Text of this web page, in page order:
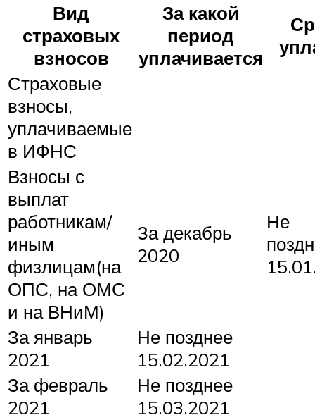
Вид
страховых
взносов
За какой
период
уплачивается
Страховые
взносы,
уплачиваемые
в ИФНС
Взносы с
выплат
работникам/
иным
физлицам(на
ОПС, на ОМС
и на ВНиМ)
За декабрь
2020
Не
За январь
2021
Не позднее
15.02.2021
За февраль
2021
Не позднее
15.03.2021